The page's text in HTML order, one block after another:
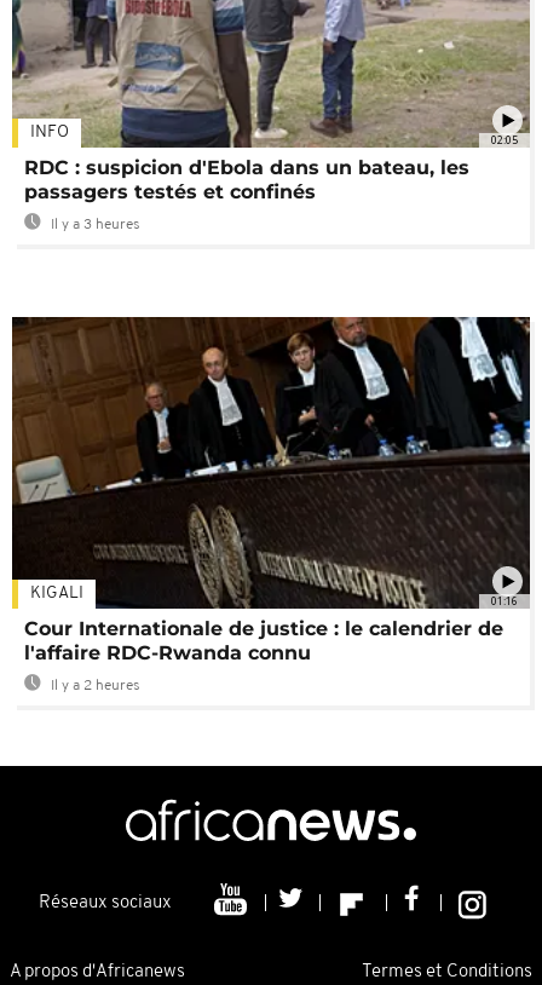
02:05
INFO
RDC : suspicion d'Ebola dans un bateau, les
passagers testés et confinés
Il y a 3 heures
01:16
KIGALI
Cour Internationale de justice : le calendrier de
l'affaire RDC-Rwanda connu
Il y a 2 heures
Réseaux sociaux
A propos d'Africanews Termes et Conditions